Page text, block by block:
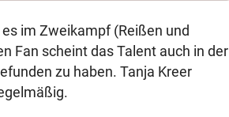
im Zweikampf (Reißen und
Fan scheint das Talent auch in der
zu haben. Tanja Kreer